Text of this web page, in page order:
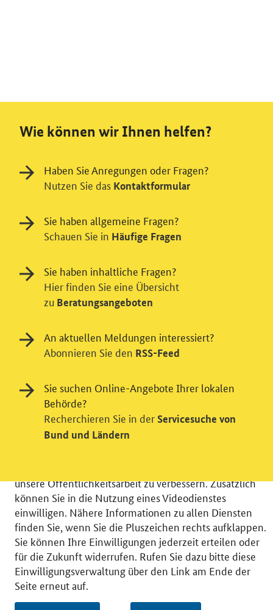
© 2026 Bundesministerium für Wirtschaft und Energie
RSS
Benutzerhinweise
Inhaltsverzeichnis
Impressum
Barrierefreiheit
Datenschutz
Einwilligungsverwaltung
Einwilligung in Tracking und / oder
Videodienst
Wir bitten Sie an dieser Stelle um Ihre Einwilligung für
verschiedene Zusatzdienste unserer Webseite: Wir
unsere Öffentlichkeitsarbeit zu verbessern. Zusätzlich
können Sie in die Nutzung eines Videodienstes
einwilligen. Nähere Informationen zu allen Diensten
finden Sie, wenn Sie die Pluszeichen rechts aufklappen.
Sie können Ihre Einwilligungen jederzeit erteilen oder
für die Zukunft widerrufen. Rufen Sie dazu bitte diese
Einwilligungsverwaltung über den Link am Ende der
Seite erneut auf.
Wie können wir Ihnen helfen?
Haben Sie Anregungen oder Fragen?
Nutzen Sie das Kontaktformular
Sie haben allgemeine Fragen?
Schauen Sie in Häufige Fragen
Sie haben inhaltliche Fragen?
Hier finden Sie eine Übersicht
zu Beratungsangeboten
An aktuellen Meldungen interessiert?
Abonnieren Sie den RSS-Feed
Sie suchen Online-Angebote Ihrer lokalen
Behörde?
Recherchieren Sie in der Servicesuche von
Bund und Ländern